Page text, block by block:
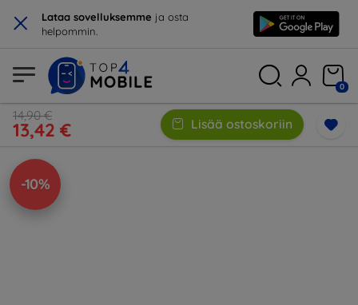
× Lataa sovelluksemme ja osta
helpommin.
0
14,90 €
13,42 € Lisää ostoskoriin
-10%